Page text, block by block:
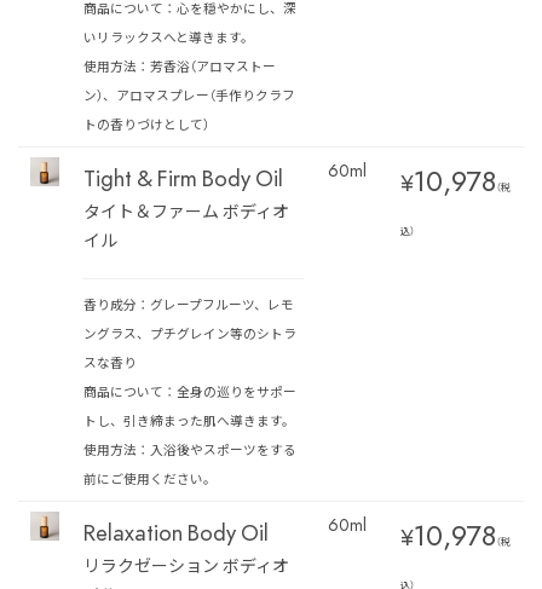
商品について：心を穏やかにし、深
いリラックスへと導きます。
使用方法：芳香浴（アロマストー
ン）、アロマスプレー（手作りクラフ
トの香りづけとして）
Tight & Firm Body Oil
タイト＆ファーム ボディオ
イル
香り成分：グレープフルーツ、レモ
ングラス、プチグレイン等のシトラ
スな香り
商品について：全身の巡りをサポー
トし、引き締まった肌へ導きます。
使用方法：入浴後やスポーツをする
前にご使用ください。
60ml ¥10,978（税
込）
Relaxation Body Oil
リラクゼーション ボディオ
60ml ¥10,978（税
込）